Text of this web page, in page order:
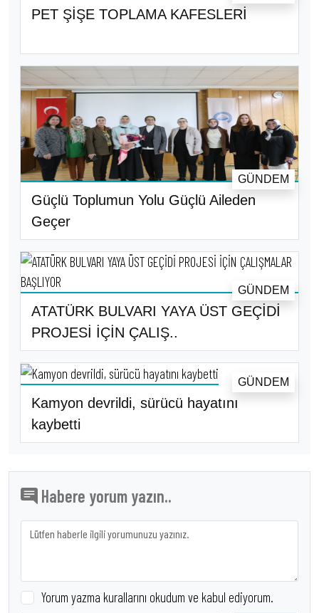
PET ŞİŞE TOPLAMA KAFESLERİ
Güçlü Toplumun Yolu Güçlü Aileden
Geçer
GÜNDEM
ATATÜRK BULVARI YAYA ÜST GEÇİDİ
PROJESİ İÇİN ÇALIŞ..
GÜNDEM
Kamyon devrildi, sürücü hayatını
kaybetti
GÜNDEM
Habere yorum yazın..
Yorum yazma kurallarını okudum ve kabul ediyorum.